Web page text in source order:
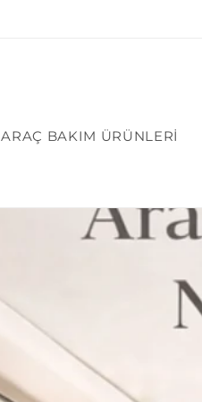
ARAÇ BAKIM ÜRÜNLERİ